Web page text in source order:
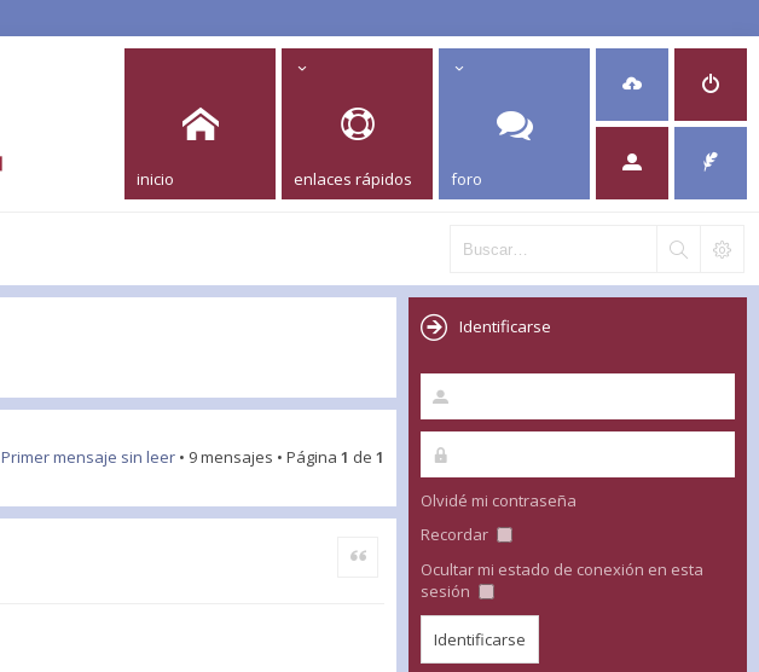
inicio enlaces rápidos foro
Primer mensaje sin leer • 9 mensajes • Página 1 de 1
Citar
Identificarse
Olvidé mi contraseña
Recordar
Ocultar mi estado de conexión en esta
sesión